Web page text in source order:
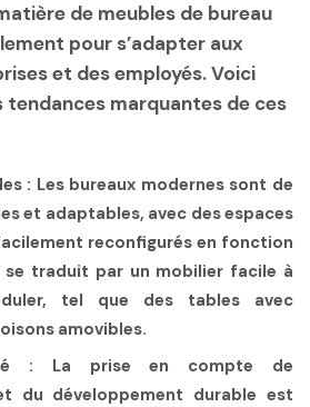
de meubles de bureau
pour s’adapter aux
et des employés. Voici
tendances marquantes de ces
: Les bureaux modernes sont de
et adaptables, avec des espaces
reconfigurés en fonction
se traduit par un mobilier facile à
tel que des tables avec
amovibles.
: La prise en compte de
du développement durable est